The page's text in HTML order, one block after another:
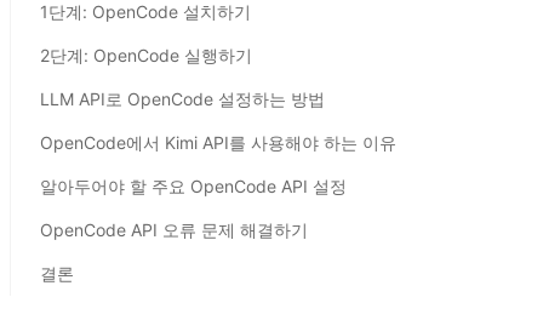
1단계: OpenCode 설치하기
2단계: OpenCode 실행하기
LLM API로 OpenCode 설정하는 방법
OpenCode에서 Kimi API를 사용해야 하는 이유
알아두어야 할 주요 OpenCode API 설정
OpenCode API 오류 문제 해결하기
결론